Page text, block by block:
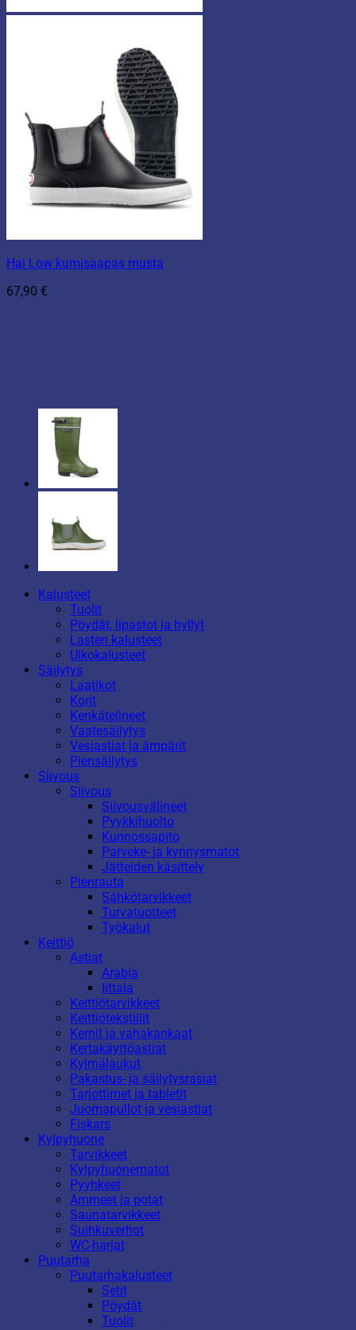
Hai Low kumisaapas musta
67,90 €
Kalusteet
Tuolit
Pöydät, lipastot ja hyllyt
Lasten kalusteet
Ulkokalusteet
Säilytys
Laatikot
Korit
Kenkätelineet
Vaatesäilytys
Vesiastiat ja ämpärit
Piensäilytys
Siivous
Siivous
Siivousvälineet
Pyykkihuolto
Kunnossapito
Parveke- ja kynnysmatot
Jätteiden käsittely
Pienrauta
Sähkötarvikkeet
Turvatuotteet
Työkalut
Keittiö
Astiat
Arabia
Iittala
Keittiötarvikkeet
Keittiötekstiilit
Kernit ja vahakankaat
Kertakäyttöastiat
Kylmälaukut
Pakastus- ja säilytysrasiat
Tarjottimet ja tabletit
Juomapullot ja vesiastiat
Fiskars
Kylpyhuone
Tarvikkeet
Kylpyhuonematot
Pyyhkeet
Ammeet ja potat
Saunatarvikkeet
Suihkuverhot
WC-harjat
Puutarha
Puutarhakalusteet
Setit
Pöydät
Tuolit